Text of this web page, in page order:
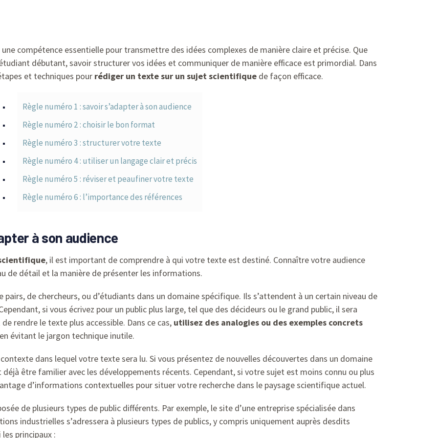
compétence essentielle pour transmettre des idées complexes de manière claire et précise. Que
débutant, savoir structurer vos idées et communiquer de manière efficace est primordial. Dans
et techniques pour rédiger un texte sur un sujet scientifique de façon efficace.
Règle numéro 1 : savoir s’adapter à son audience
Règle numéro 2 : choisir le bon format
Règle numéro 3 : structurer votre texte
Règle numéro 4 : utiliser un langage clair et précis
Règle numéro 5 : réviser et peaufiner votre texte
Règle numéro 6 : l’importance des références
à son audience
, il est important de comprendre à qui votre texte est destiné. Connaître votre audience
de détail et la manière de présenter les informations.
de chercheurs, ou d’étudiants dans un domaine spécifique. Ils s’attendent à un certain niveau de
si vous écrivez pour un public plus large, tel que des décideurs ou le grand public, il sera
rendre le texte plus accessible. Dans ce cas, utilisez des analogies ou des exemples concrets
évitant le jargon technique inutile.
dans lequel votre texte sera lu. Si vous présentez de nouvelles découvertes dans un domaine
être familier avec les développements récents. Cependant, si votre sujet est moins connu ou plus
d’informations contextuelles pour situer votre recherche dans le paysage scientifique actuel.
de plusieurs types de public différents. Par exemple, le site d’une entreprise spécialisée dans
industrielles s’adressera à plusieurs types de publics, y compris uniquement auprès desdits
principaux :